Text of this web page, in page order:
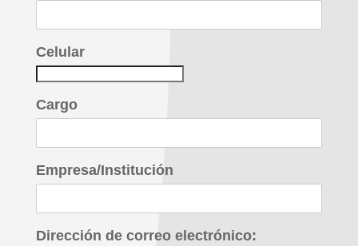
Celular
Cargo
Empresa/Institución
Dirección de correo electrónico: